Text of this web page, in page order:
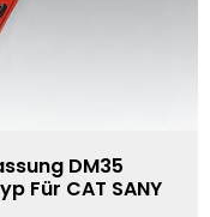
DM35
Für CAT SANY